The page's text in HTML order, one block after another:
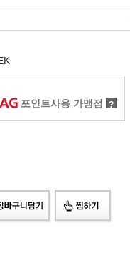
포인트사용 가맹점 ?